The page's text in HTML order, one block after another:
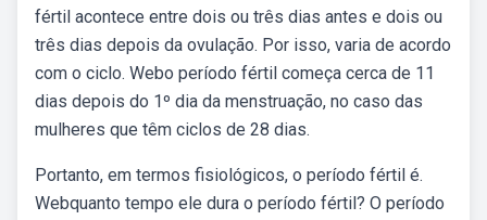
fértil acontece entre dois ou três dias antes e dois ou
três dias depois da ovulação. Por isso, varia de acordo
com o ciclo. Webo período fértil começa cerca de 11
dias depois do 1º dia da menstruação, no caso das
mulheres que têm ciclos de 28 dias.
Portanto, em termos fisiológicos, o período fértil é.
Webquanto tempo ele dura o período fértil? O período